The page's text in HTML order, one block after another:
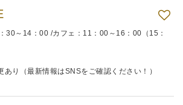
～14：00 /カフェ：11：00～16：00（15：
り（最新情報はSNSをご確認ください！）